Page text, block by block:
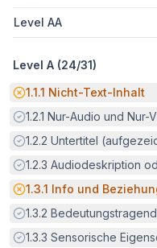
Level AA
Level A (24/31)
Potenzielle Barriere:
1.1.1 Nicht-Text-Inhalt
Erfüllt:
1.2.1 Nur-Audio und Nur-
Erfüllt:
1.2.2 Untertitel
Erfüllt:
1.2.3 Audiodeskription
Potenzielle Barriere:
1.3.1 Info und
Erfüllt:
1.3.2
Erfüllt:
1.3.3 Sensorische